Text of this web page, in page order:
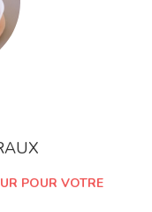
POUR VOTRE